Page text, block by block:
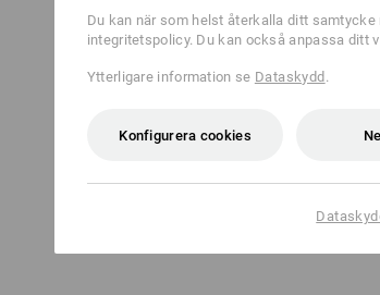
Du kan när som helst återkalla ditt
integritetspolicy. Du kan också anpassa ditt
Ytterligare information se Dataskydd .
Konfigurera cookies